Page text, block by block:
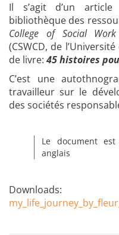
Il s’agit d’un
bibliothèque des
College of Social
(CSWCD, de
de livre: 45 histoires
C’est une
travailleur sur le
des sociétés
Le document
anglais
Downloads: